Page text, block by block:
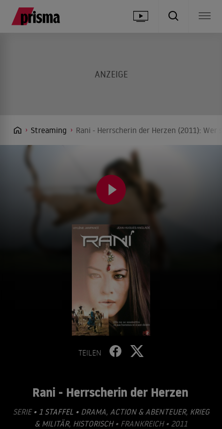
Streaming Rani - Herrscherin der Herzen (2011):
TEILEN
Rani - Herrscherin der Herzen
SERIE • 1 STAFFEL • DRAMA, ACTION & ABENTEUER, KRIEG
& MILITÄR, HISTORISCH• FRANKREICH • 2011